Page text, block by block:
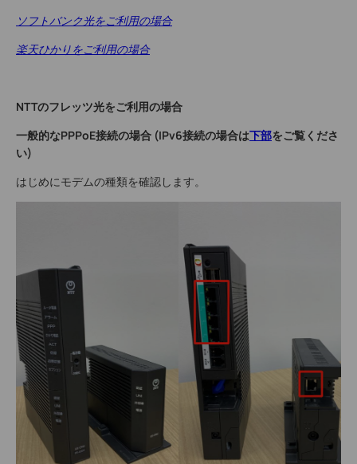
ソフトバンク光をご利用の場合
楽天ひかりをご利用の場合
NTTのフレッツ光をご利用の場合
一般的なPPPoE接続の場合 (IPv6接続の場合は下部をご覧くださ
い)
はじめにモデムの種類を確認します。